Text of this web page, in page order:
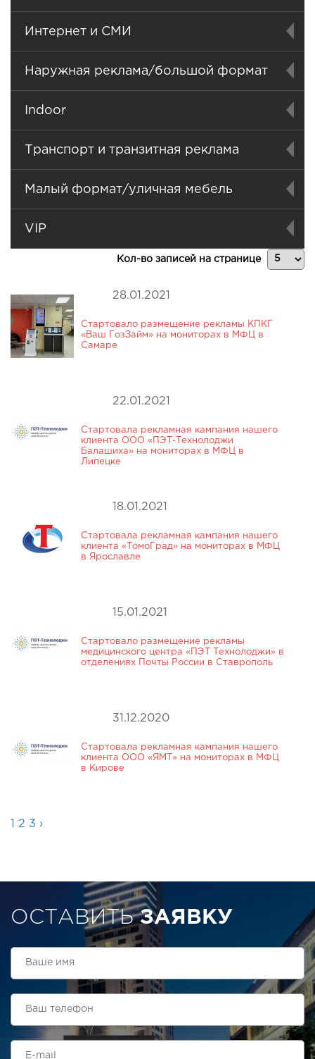
Интернет и СМИ
Наружная реклама/большой формат
Indoor
Транспорт и транзитная реклама
Малый формат/уличная мебель
VIP
Кол-во записей на странице
28.01.2021
Стартовало размещение рекламы КПКГ
«Ваш ГозЗайм» на мониторах в МФЦ в
Самаре
22.01.2021
Стартовала рекламная кампания нашего
клиента ООО «ПЭТ-Технолоджи
Балашиха» на мониторах в МФЦ в
Липецке
18.01.2021
Стартовала рекламная кампания нашего
клиента «ТомоГрад» на мониторах в МФЦ
в Ярославле
15.01.2021
Стартовало размещение рекламы
медицинского центра «ПЭТ Технолоджи» в
отделениях Почты России в Ставрополь
31.12.2020
Стартовала рекламная кампания нашего
клиента ООО «ЯМТ» на мониторах в МФЦ
в Кирове
1 2 3 ›
ОСТАВИТЬЗАЯВКУ